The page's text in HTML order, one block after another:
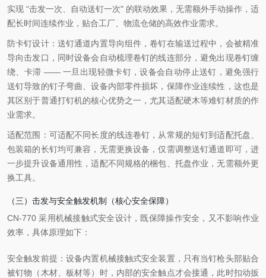
实现 “击发一次、自动送钉一次" 的联动效果，无需额外手动操作，适
配长时间连续作业，贴合工厂、物流仓储的高效作业需求。
防卡钉设计：送钉通道内置导向组件，卷钉在输送过程中，会被精准
导向击发口，同时设备会自动梳理卷钉的线连部分，避免出现卷钉缠
绕、卡滞 —— 一旦出现轻微卡钉，设备会自动停止送钉，避免强行
送钉导致的钉子弯曲、设备内部零件损坏，保障作业连续性，这也是
其区别于普通打钉机的核心优势之一，尤其适配硬木等难钉材质的作
业需求。
适配范围：可适配不同长度的线连卷钉，从常规的短钉到适配托盘、
包装箱的长钉均可兼容，无需更换设备，仅需调整送钉通道即可，进
一步提升设备通用性，适配不同规格的梱包、托盘作业，无需额外更
换工具。
（三）击发与安全触发机制（核心安全保障）
CN-770 采用机械接触式安全设计，既保障操作安全，又不影响作业
效率，具体原理如下：
安全触发前提：设备内置机械接触式安全装置，只有当钉枪头部贴合
被钉物（木材、板材等）时，内部的安全触点才会接通，此时扣动扳